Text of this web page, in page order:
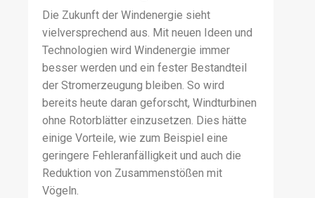
Die Zukunft der Windenergie sieht
vielversprechend aus. Mit neuen Ideen und
Technologien wird Windenergie immer
besser werden und ein fester Bestandteil
der Stromerzeugung bleiben. So wird
bereits heute daran geforscht, Windturbinen
ohne Rotorblätter einzusetzen. Dies hätte
einige Vorteile, wie zum Beispiel eine
geringere Fehleranfälligkeit und auch die
Reduktion von Zusammenstößen mit
Vögeln.